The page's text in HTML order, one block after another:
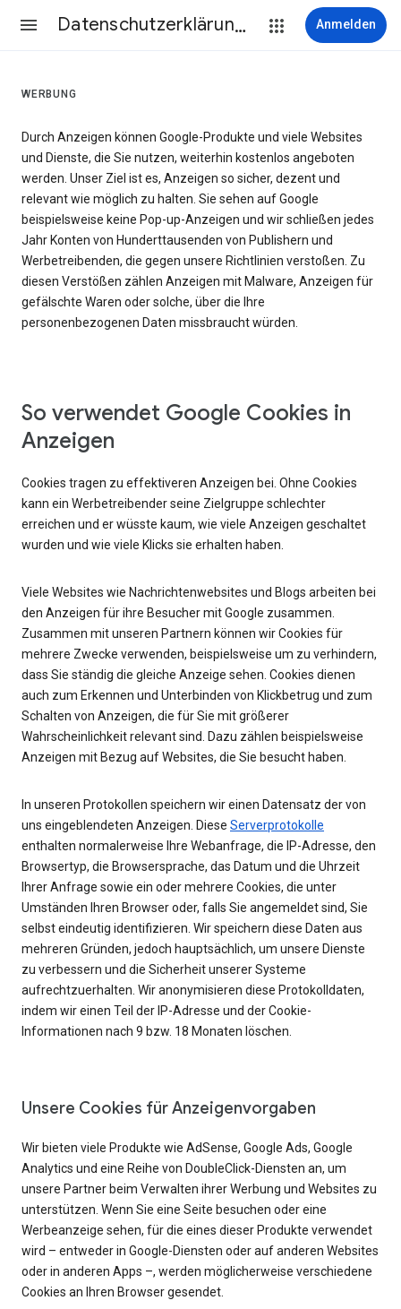
Datenschutzerklärung & Nutzungsbedingungen Anmelden
WERBUNG
Durch Anzeigen können Google-Produkte und viele Websites
und Dienste, die Sie nutzen, weiterhin kostenlos angeboten
werden. Unser Ziel ist es, Anzeigen so sicher, dezent und
relevant wie möglich zu halten. Sie sehen auf Google
beispielsweise keine Pop-up-Anzeigen und wir schließen jedes
Jahr Konten von Hunderttausenden von Publishern und
Werbetreibenden, die gegen unsere Richtlinien verstoßen. Zu
diesen Verstößen zählen Anzeigen mit Malware, Anzeigen für
gefälschte Waren oder solche, über die Ihre
personenbezogenen Daten missbraucht würden.
So verwendet Google Cookies in
Anzeigen
Cookies tragen zu effektiveren Anzeigen bei. Ohne Cookies
kann ein Werbetreibender seine Zielgruppe schlechter
erreichen und er wüsste kaum, wie viele Anzeigen geschaltet
wurden und wie viele Klicks sie erhalten haben.
Viele Websites wie Nachrichtenwebsites und Blogs arbeiten bei
den Anzeigen für ihre Besucher mit Google zusammen.
Zusammen mit unseren Partnern können wir Cookies für
mehrere Zwecke verwenden, beispielsweise um zu verhindern,
dass Sie ständig die gleiche Anzeige sehen. Cookies dienen
auch zum Erkennen und Unterbinden von Klickbetrug und zum
Schalten von Anzeigen, die für Sie mit größerer
Wahrscheinlichkeit relevant sind. Dazu zählen beispielsweise
Anzeigen mit Bezug auf Websites, die Sie besucht haben.
In unseren Protokollen speichern wir einen Datensatz der von
uns eingeblendeten Anzeigen. Diese Serverprotokolle
enthalten normalerweise Ihre Webanfrage, die IP-Adresse, den
Browsertyp, die Browsersprache, das Datum und die Uhrzeit
Ihrer Anfrage sowie ein oder mehrere Cookies, die unter
Umständen Ihren Browser oder, falls Sie angemeldet sind, Sie
selbst eindeutig identifizieren. Wir speichern diese Daten aus
mehreren Gründen, jedoch hauptsächlich, um unsere Dienste
zu verbessern und die Sicherheit unserer Systeme
aufrechtzuerhalten. Wir anonymisieren diese Protokolldaten,
indem wir einen Teil der IP-Adresse und der Cookie-
Informationen nach 9 bzw. 18 Monaten löschen.
Unsere Cookies für Anzeigenvorgaben
Wir bieten viele Produkte wie AdSense, Google Ads, Google
Analytics und eine Reihe von DoubleClick-Diensten an, um
unsere Partner beim Verwalten ihrer Werbung und Websites zu
unterstützen. Wenn Sie eine Seite besuchen oder eine
Werbeanzeige sehen, für die eines dieser Produkte verwendet
wird – entweder in Google-Diensten oder auf anderen Websites
oder in anderen Apps –, werden möglicherweise verschiedene
Cookies an Ihren Browser gesendet.